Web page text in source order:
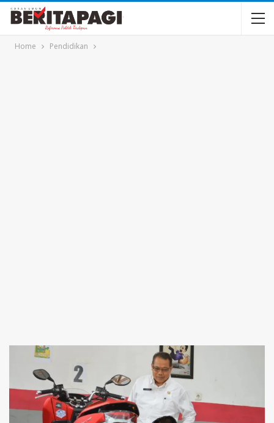
Home Pendidikan